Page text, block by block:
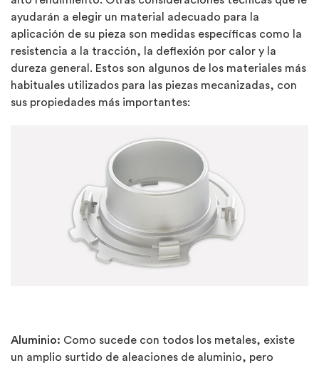
ayudarán a elegir un material adecuado para la
aplicación de su pieza son medidas específicas como la
resistencia a la tracción, la deflexión por calor y la
dureza general. Estos son algunos de los materiales más
habituales utilizados para las piezas mecanizadas, con
sus propiedades más importantes:
Aluminio: Como sucede con todos los metales, existe
un amplio surtido de aleaciones de aluminio, pero